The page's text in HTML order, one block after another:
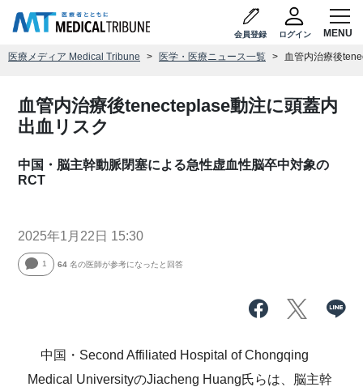
会員登録 ログイン
医療メディア Medical Tribune 医学・医療ニュース一覧 血管内治療後
血管内治療後tenecteplase動注に頭蓋内
出血リスク
中国・脳主幹動脈閉塞による急性虚血性脳卒中対象の
RCT
2025年1月22日 15:30
1 64 名の医師が参考になったと回答
中国・Second Affiliated Hospital of Chongqing
Medical UniversityのJiacheng Huang氏らは、脳主幹